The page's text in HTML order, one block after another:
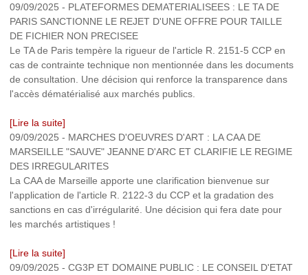
09/09/2025 - PLATEFORMES DEMATERIALISEES : LE TA DE
PARIS SANCTIONNE LE REJET D'UNE OFFRE POUR TAILLE
DE FICHIER NON PRECISEE
Le TA de Paris tempère la rigueur de l'article R. 2151-5 CCP en
cas de contrainte technique non mentionnée dans les documents
de consultation. Une décision qui renforce la transparence dans
l'accès dématérialisé aux marchés publics.
[Lire la suite]
09/09/2025 - MARCHES D'OEUVRES D'ART : LA CAA DE
MARSEILLE "SAUVE" JEANNE D'ARC ET CLARIFIE LE REGIME
DES IRREGULARITES
La CAA de Marseille apporte une clarification bienvenue sur
l'application de l'article R. 2122-3 du CCP et la gradation des
sanctions en cas d'irrégularité. Une décision qui fera date pour
les marchés artistiques !
[Lire la suite]
09/09/2025 - CG3P ET DOMAINE PUBLIC : LE CONSEIL D'ETAT